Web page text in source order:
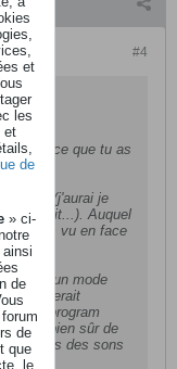
#4
à ce que tu as
(j'aurai je
que huit...). Auquel
(j'ai pas vu en face
est-ce un mode
le laisserait
de program
est bien sûr de
mm tps des sons
et
les
et
de
» ci-
de
de
que
le